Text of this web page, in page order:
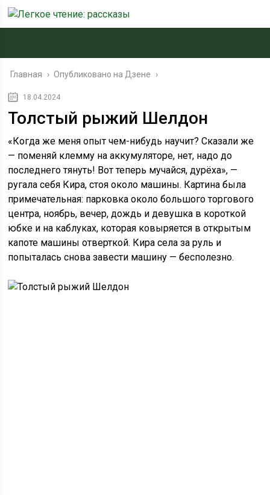
Главная › Опубликовано на Дзене ›
18.04.2024
Толстый рыжий Шелдон
«Когда же меня опыт чем-нибудь научит? Сказали же
— поменяй клемму на аккумуляторе, нет, надо до
последнего тянуть! Вот теперь мучайся, дурёха», —
ругала себя Кира, стоя около машины. Картина была
примечательная: парковка около большого торгового
центра, ноябрь, вечер, дождь и девушка в короткой
юбке и на каблуках, которая ковыряется в открытым
капоте машины отверткой. Кира села за руль и
попыталась снова завести машину — бесполезно.